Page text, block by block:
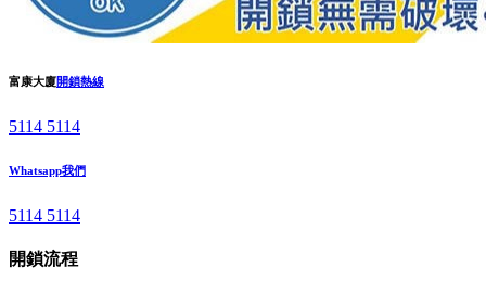
富康大廈開鎖熱線
5114 5114
Whatsapp我們
5114 5114
開鎖流程